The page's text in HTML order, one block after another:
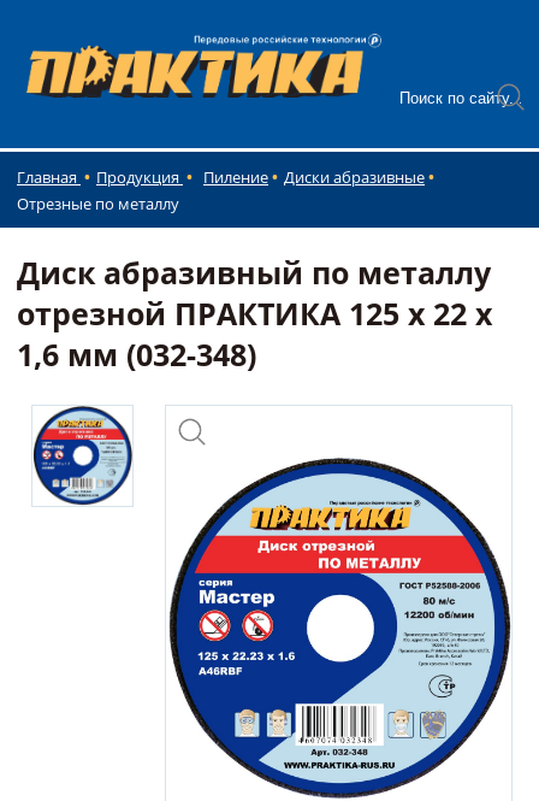
Главная Продукция Пиление
Диски абразивные
Отрезные по металлу
Диск абразивный по металлу
отрезной ПРАКТИКА 125 х 22 х
1,6 мм (032-348)